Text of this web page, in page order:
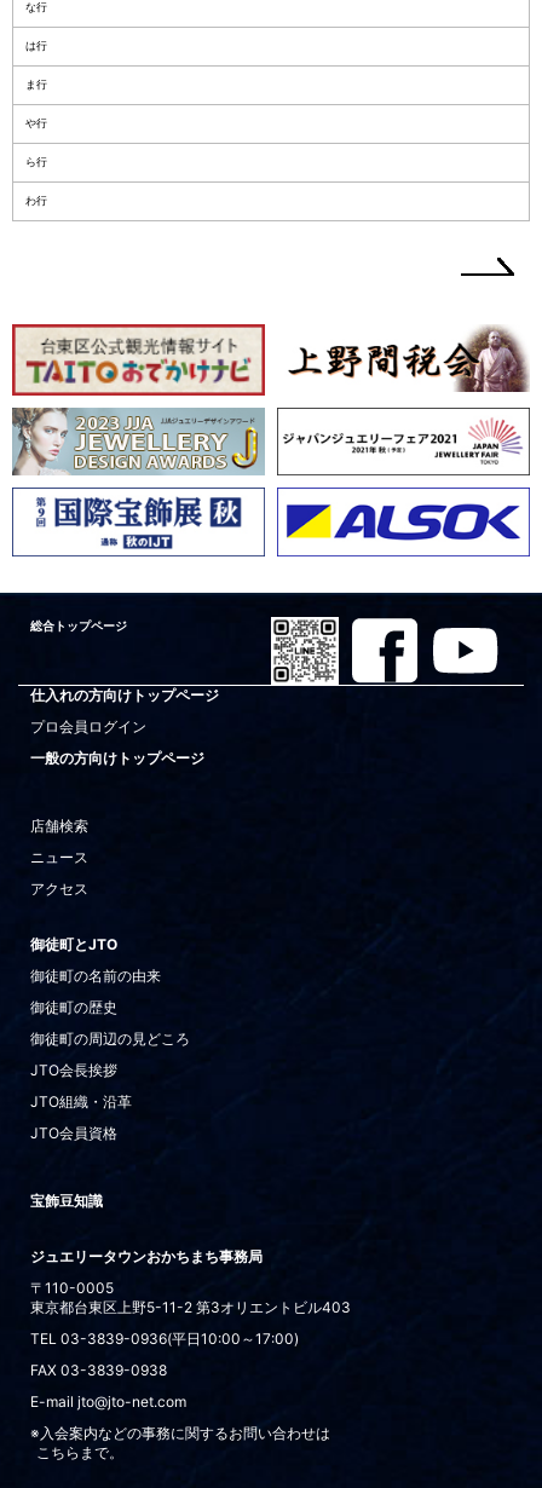
な行
は行
ま行
や行
ら行
わ行
総合トップページ
仕入れの方向けトップページ
プロ会員ログイン
一般の方向けトップページ
店舗検索
ニュース
アクセス
御徒町とJTO
御徒町の名前の由来
御徒町の歴史
御徒町の周辺の見どころ
JTO会長挨拶
JTO組織・沿革
JTO会員資格
宝飾豆知識
ジュエリータウンおかちまち事務局
〒110-0005
東京都台東区上野5-11-2 第3オリエントビル403
TEL 03-3839-0936(平日10:00～17:00)
FAX 03-3839-0938
E-mail jto@jto-net.com
※入会案内などの事務に関するお問い合わせは
こちらまで。